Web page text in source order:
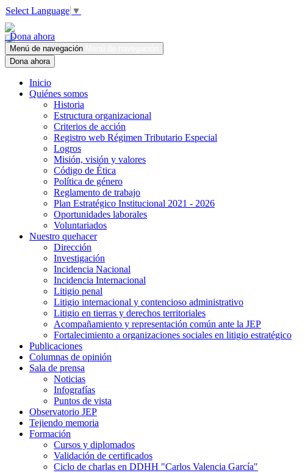
Select Language ▼
Dona ahora
Menú de navegación
Dona ahora
Inicio
Quiénes somos
Historia
Estructura organizacional
Criterios de acción
Registro web Régimen Tributario Especial
Logros
Misión, visión y valores
Código de Ética
Política de género
Reglamento de trabajo
Plan Estratégico Institucional 2021 - 2026
Oportunidades laborales
Voluntariados
Nuestro quehacer
Dirección
Investigación
Incidencia Nacional
Incidencia Internacional
Litigio penal
Litigio internacional y contencioso administrativo
Litigio en tierras y derechos territoriales
Acompañamiento y representación común ante la JEP
Fortalecimiento a organizaciones sociales en litigio estratégico
Publicaciones
Columnas de opinión
Sala de prensa
Noticias
Infografías
Puntos de vista
Observatorio JEP
Tejiendo memoria
Formación
Cursos y diplomados
Validación de certificados
Ciclo de charlas en DDHH "Carlos Valencia García"